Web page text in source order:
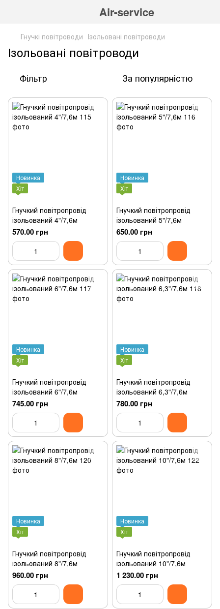
Air-service
Гнучкі повітроводи Ізольовані повітроводи
Ізольовані повітроводи
Фільтр За популярністю
Новинка
Хіт
Гнучкий повітропровід
ізольований 4"/7,6м
570.00 грн
Новинка
Хіт
Гнучкий повітропровід
ізольований 5"/7,6м
650.00 грн
Новинка
Хіт
Гнучкий повітропровід
ізольований 6"/7,6м
745.00 грн
Новинка
Хіт
Гнучкий повітропровід
ізольований 6,3"/7,6м
780.00 грн
Новинка
Хіт
Гнучкий повітропровід
ізольований 8"/7,6м
960.00 грн
Новинка
Хіт
Гнучкий повітропровід
ізольований 10"/7,6м
1 230.00 грн